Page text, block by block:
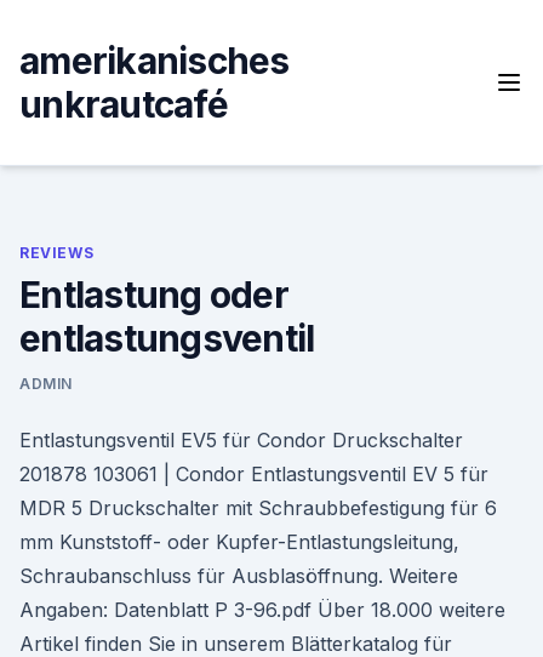
content
amerikanisches
unkrautcafé
REVIEWS
Entlastung oder
entlastungsventil
ADMIN
Entlastungsventil EV5 für Condor Druckschalter
201878 103061 | Condor Entlastungsventil EV 5 für
MDR 5 Druckschalter mit Schraubbefestigung für 6
mm Kunststoff- oder Kupfer-Entlastungsleitung,
Schraubanschluss für Ausblasöffnung. Weitere
Angaben: Datenblatt P 3-96.pdf Über 18.000 weitere
Artikel finden Sie in unserem Blätterkatalog für